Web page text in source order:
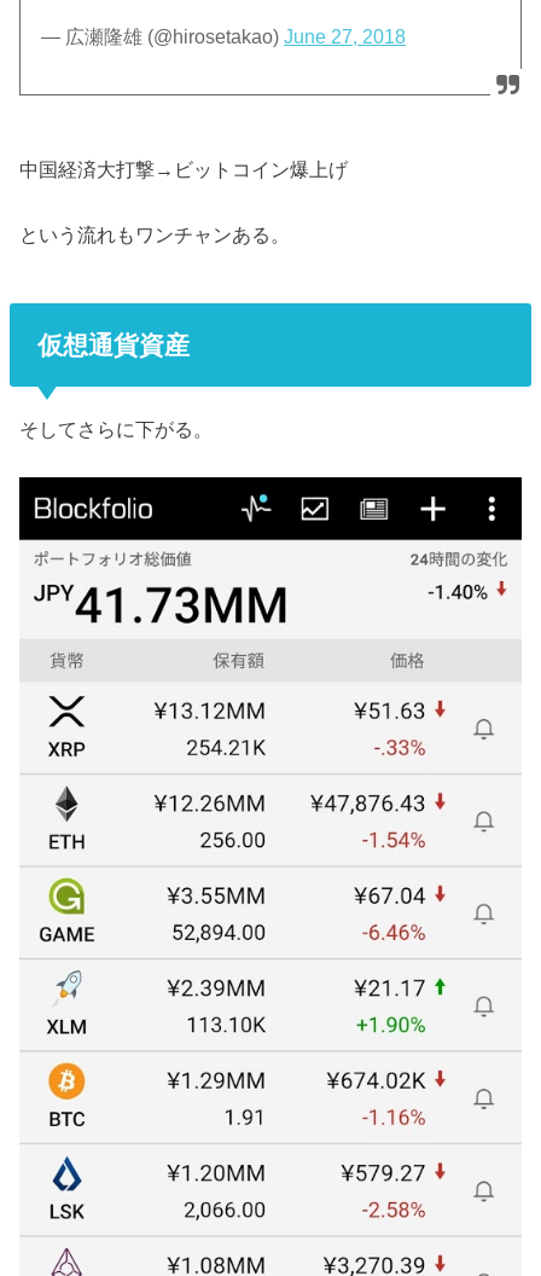
— 広瀬隆雄 (@hirosetakao)June 27, 2018
中国経済大打撃→ビットコイン爆上げ
という流れもワンチャンある。
仮想通貨資産
そしてさらに下がる。